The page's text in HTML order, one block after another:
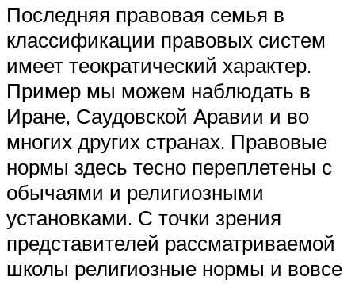
Последняя правовая семья в
классификации правовых систем
имеет теократический характер.
Пример мы можем наблюдать в
Иране, Саудовской Аравии и во
многих других странах. Правовые
нормы здесь тесно переплетены с
обычаями и религиозными
установками. С точки зрения
представителей рассматриваемой
школы религиозные нормы и вовсе